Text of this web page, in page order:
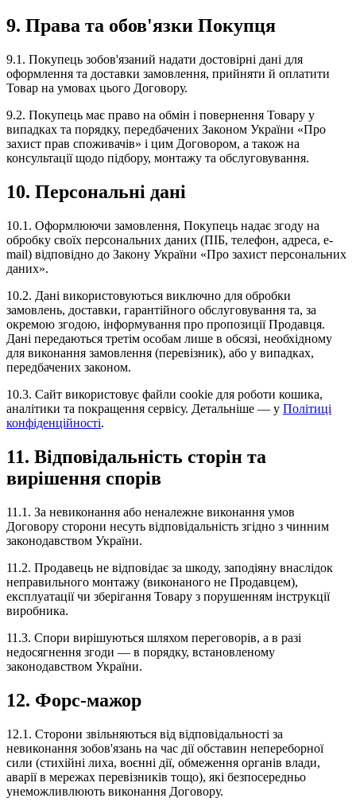
9. Права та обов'язки Покупця
9.1. Покупець зобов'язаний надати достовірні дані для
оформлення та доставки замовлення, прийняти й оплатити
Товар на умовах цього Договору.
9.2. Покупець має право на обмін і повернення Товару у
випадках та порядку, передбачених Законом України «Про
захист прав споживачів» і цим Договором, а також на
консультації щодо підбору, монтажу та обслуговування.
10. Персональні дані
10.1. Оформлюючи замовлення, Покупець надає згоду на
обробку своїх персональних даних (ПІБ, телефон, адреса, e-
mail) відповідно до Закону України «Про захист персональних
даних».
10.2. Дані використовуються виключно для обробки
замовлень, доставки, гарантійного обслуговування та, за
окремою згодою, інформування про пропозиції Продавця.
Дані передаються третім особам лише в обсязі, необхідному
для виконання замовлення (перевізник), або у випадках,
передбачених законом.
10.3. Сайт використовує файли cookie для роботи кошика,
аналітики та покращення сервісу. Детальніше — у Політиці
конфіденційності.
11. Відповідальність сторін та
вирішення спорів
11.1. За невиконання або неналежне виконання умов
Договору сторони несуть відповідальність згідно з чинним
законодавством України.
11.2. Продавець не відповідає за шкоду, заподіяну внаслідок
неправильного монтажу (виконаного не Продавцем),
експлуатації чи зберігання Товару з порушенням інструкції
виробника.
11.3. Спори вирішуються шляхом переговорів, а в разі
недосягнення згоди — в порядку, встановленому
законодавством України.
12. Форс-мажор
12.1. Сторони звільняються від відповідальності за
невиконання зобов'язань на час дії обставин непереборної
сили (стихійні лиха, воєнні дії, обмеження органів влади,
аварії в мережах перевізників тощо), які безпосередньо
унеможливлюють виконання Договору.